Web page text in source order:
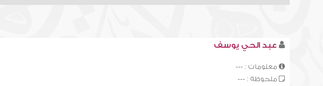
عبد الحي يوسف
معلومات : ---
ملحوظة : ---